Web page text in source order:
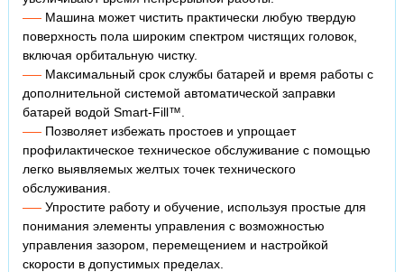
Машина может чистить практически любую твердую
поверхность пола широким спектром чистящих головок,
включая орбитальную чистку.
Максимальный срок службы батарей и время работы с
дополнительной системой автоматической заправки
батарей водой Smart-Fill™.
Позволяет избежать простоев и упрощает
профилактическое техническое обслуживание с помощью
легко выявляемых желтых точек технического
обслуживания.
Упростите работу и обучение, используя простые для
понимания элементы управления с возможностью
управления зазором, перемещением и настройкой
скорости в допустимых пределах.